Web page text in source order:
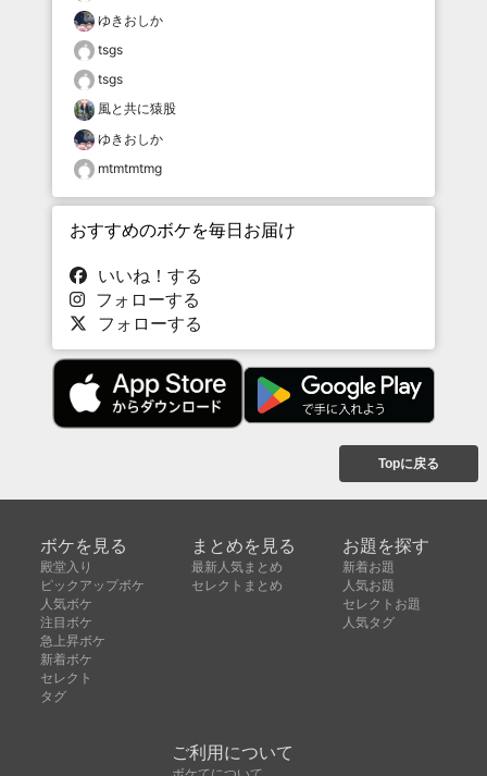
ゆきおしか
tsgs
tsgs
風と共に猿股
ゆきおしか
mtmtmtmg
おすすめのボケを毎日お届け
いいね！する
フォローする
フォローする
Topに戻る
ボケを見る
殿堂入り
ピックアップボケ
人気ボケ
注目ボケ
急上昇ボケ
新着ボケ
セレクト
タグ
まとめを見る
最新人気まとめ
セレクトまとめ
お題を探す
新着お題
人気お題
セレクトお題
人気タグ
ご利用について